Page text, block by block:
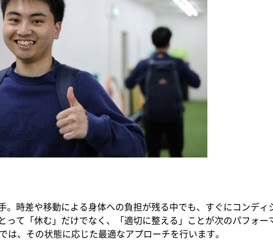
。時差や移動による身体への負担が残る中でも、すぐにコンディ
って「休む」だけでなく、「適切に整える」ことが次のパフォー
、その状態に応じた最適なアプローチを行います。